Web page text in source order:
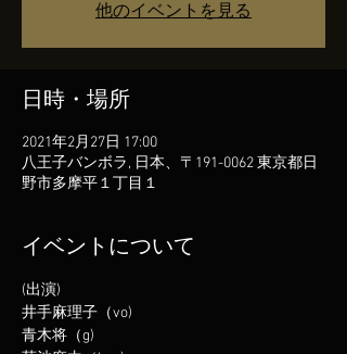
他のイベントを見る
日時・場所
2021年2月27日 17:00
八王子バンボラ, 日本、〒191-0062 東京都日
野市多摩平１丁目１
イベントについて
(出演)
井手麻理子（vo)
青木将（g)